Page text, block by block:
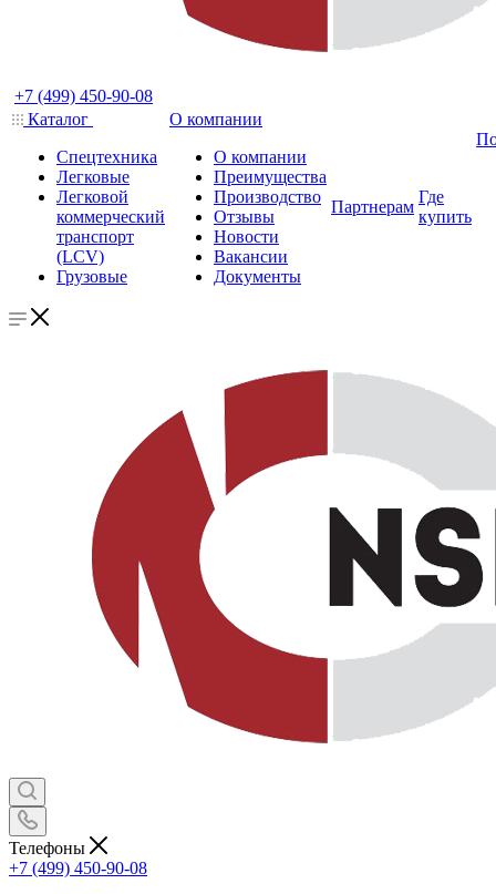
+7 (499) 450-90-08
Каталог
Спецтехника
Легковые
Легковой
коммерческий
транспорт
(LCV)
Грузовые
О компании
О компании
Преимущества
Производство
Отзывы
Новости
Вакансии
Документы
Партнерам
Где
купить
Телефоны
+7 (499) 450-90-08